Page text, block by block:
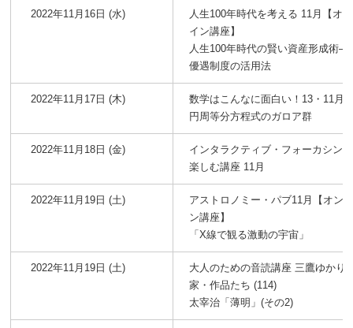
2022年11月16日 (水)
人生100年時代を考える 11月【オ
イン講座】
人生100年時代の賢い資産形成術―
優遇制度の活用法
2022年11月17日 (木)
数学はこんなに面白い！13・11月
円周等分方程式のガロア群
2022年11月18日 (金)
インタラクティブ・フォーカシン
楽しむ講座 11月
2022年11月19日 (土)
アストロノミー・パブ11月【オン
ン講座】
「X線で観る激動の宇宙」
2022年11月19日 (土)
大人のための音読講座 三鷹ゆかり
家・作品たち (114)
太宰治「薄明」(その2)